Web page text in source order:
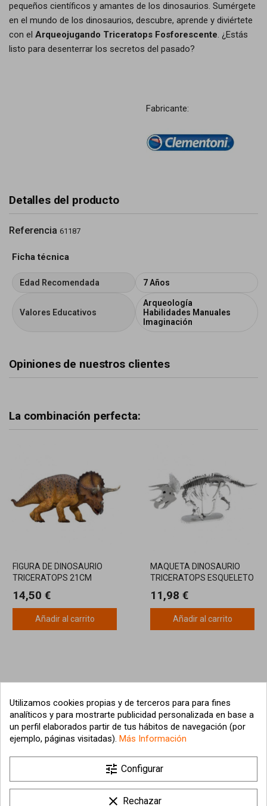
pequeños científicos y amantes de los dinosaurios. Sumérgete
en el mundo de los dinosaurios, descubre, aprende y diviértete
con el Arqueojugando Triceratops Fosforescente. ¿Estás
listo para desenterrar los secretos del pasado?
Fabricante:
Detalles del producto
Referencia 61187
Ficha técnica
Edad Recomendada 7 Años
Valores Educativos
Arqueología
Habilidades Manuales
Imaginación
Opiniones de nuestros clientes
La combinación perfecta:
FIGURA DE DINOSAURIO
TRICERATOPS 21CM
14,50 €
Añadir al carrito
MAQUETA DINOSAURIO
TRICERATOPS ESQUELETO
11,98 €
Añadir al carrito
Utilizamos cookies propias y de terceros para para fines
analíticos y para mostrarte publicidad personalizada en base a
un perfil elaborados partir de tus hábitos de navegación (por
ejemplo, páginas visitadas). Más Información
tune Configurar
clear Rechazar